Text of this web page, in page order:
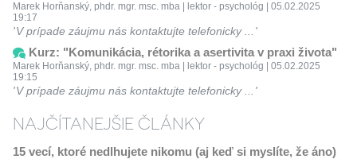
Marek Horňanský, phdr. mgr. msc. mba | lektor - psychológ | 05.02.2025
19:17
V prípade záujmu nás kontaktujte telefonicky ...
Kurz: "Komunikácia, rétorika a asertivita v praxi života"
Marek Horňanský, phdr. mgr. msc. mba | lektor - psychológ | 05.02.2025
19:15
V prípade záujmu nás kontaktujte telefonicky ...
NAJČÍTANEJŠIE ČLÁNKY
15 vecí, ktoré nedlhujete nikomu (aj keď si myslíte, že áno)